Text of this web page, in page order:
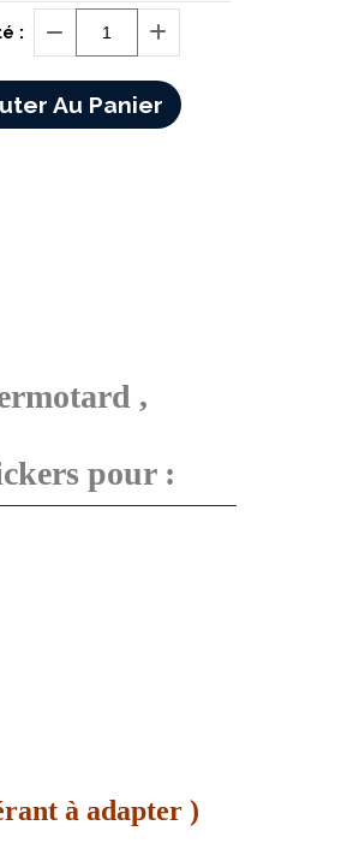
:
Au Panier
,
pour :
à adapter )